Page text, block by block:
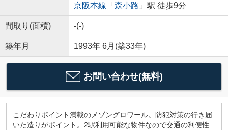
京阪本線 「 森小路 」駅 徒歩9分
間取り(面積) -(-)
築年月 1993年 6月(築33年)
お問い合わせ(無料)
こだわりポイント満載のメゾングロワール。防犯対策の行き届
いた造りがポイント。2駅利用可能な物件なので交通の利便性